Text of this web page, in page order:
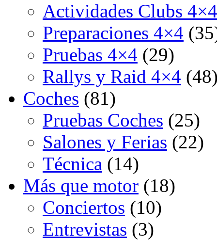
Actividades Clubs 4×4
Preparaciones 4×4
Pruebas 4×4 (29)
Rallys y Raid 4×4
Coches (81)
Pruebas Coches (25)
Salones y Ferias (22)
Técnica (14)
Más que motor (18)
Conciertos (10)
Entrevistas (3)